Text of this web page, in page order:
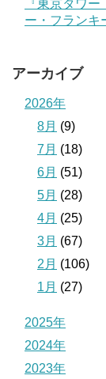
『東京タワ
ー・フランキ
アーカイブ
2026年
8月 (9)
7月 (18)
6月 (51)
5月 (28)
4月 (25)
3月 (67)
2月 (106)
1月 (27)
2025年
2024年
2023年